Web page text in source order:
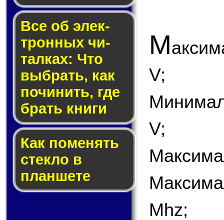
Все об элек­
трон­ных чи­
тал­ках: Что
выб­рать, как
по­чи­нить, где
брать кни­ги
Как по­ме­нять
стек­ло в
планшете
М
V;
V;
Mhz;